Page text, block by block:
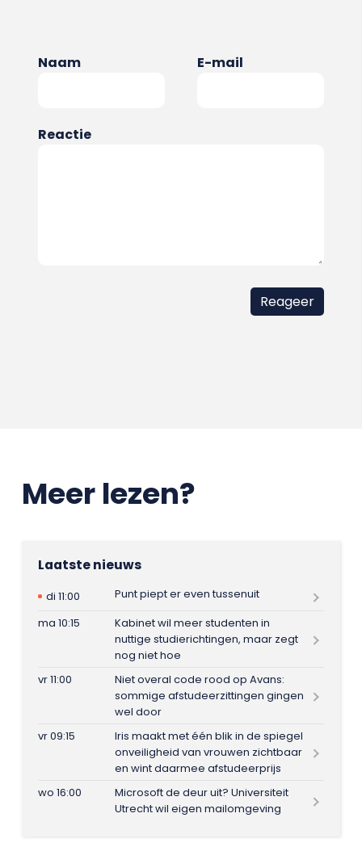
Naam E-mail
Reactie
Meer lezen?
Laatste nieuws
di 11:00
Punt piept er even tussenuit
ma 10:15
Kabinet wil meer studenten in
nuttige studierichtingen, maar zegt
nog niet hoe
vr 11:00
Niet overal code rood op Avans:
sommige afstudeerzittingen gingen
wel door
vr 09:15
Iris maakt met één blik in de spiegel
onveiligheid van vrouwen zichtbaar
en wint daarmee afstudeerprijs
wo 16:00
Microsoft de deur uit? Universiteit
Utrecht wil eigen mailomgeving